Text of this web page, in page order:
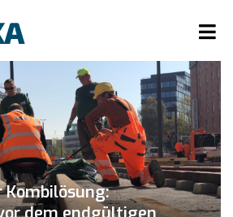
Kombilösung: